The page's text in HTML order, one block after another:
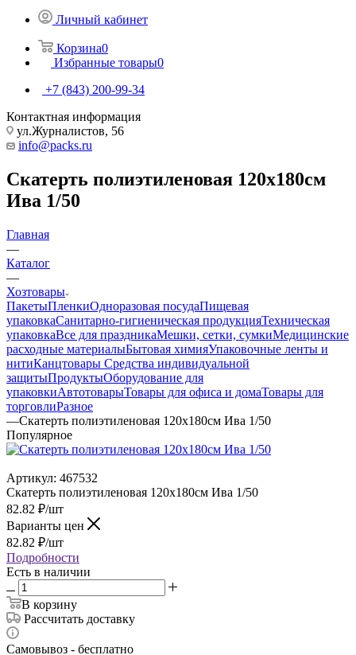
Личный кабинет
Корзина0
Избранные товары0
+7 (843) 200-99-34
Контактная информация
ул.Журналистов, 56
info@packs.ru
Скатерть полиэтиленовая 120х180см
Ива 1/50
Главная
—
Каталог
—
Хозтовары
ПакетыПленкиОдноразовая посудаПищевая
упаковкаСанитарно-гигиеническая продукцияТехническая
упаковкаВсе для праздникаМешки, сетки, сумкиМедицинские
расходные материалыБытовая химияУпаковочные ленты и
нитиКанцтовары Средства индивидуальной
защитыПродуктыОборудование для
упаковкиАвтотоварыТовары для офиса и домаТовары для
торговлиРазное
—Скатерть полиэтиленовая 120х180см Ива 1/50
Популярное
Артикул: 467532
Скатерть полиэтиленовая 120х180см Ива 1/50
82.82 ₽/шт
Варианты цен
82.82 ₽/шт
Подробности
Есть в наличии
В корзину
Рассчитать доставку
Самовывоз - бесплатно